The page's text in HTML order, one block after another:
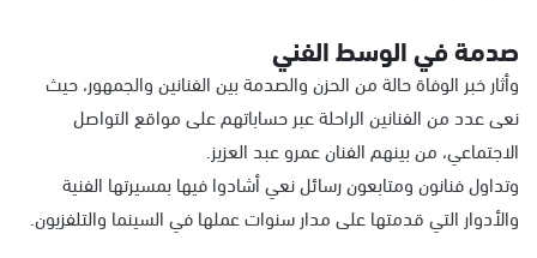
صدمة في الوسط الفني
وأثار خبر الوفاة حالة من الحزن والصدمة بين الفنانين والجمهور، حيث
نعى عدد من الفنانين الراحلة عبر حساباتهم على مواقع التواصل
الاجتماعي، من بينهم الفنان عمرو عبد العزيز.
وتداول فنانون ومتابعون رسائل نعي أشادوا فيها بمسيرتها الفنية
والأدوار التي قدمتها على مدار سنوات عملها في السينما والتلفزيون.